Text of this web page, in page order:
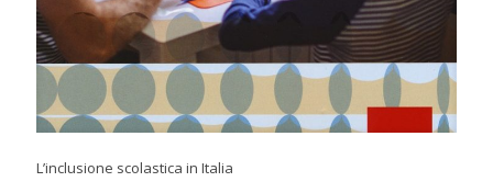
L’inclusione scolastica in Italia